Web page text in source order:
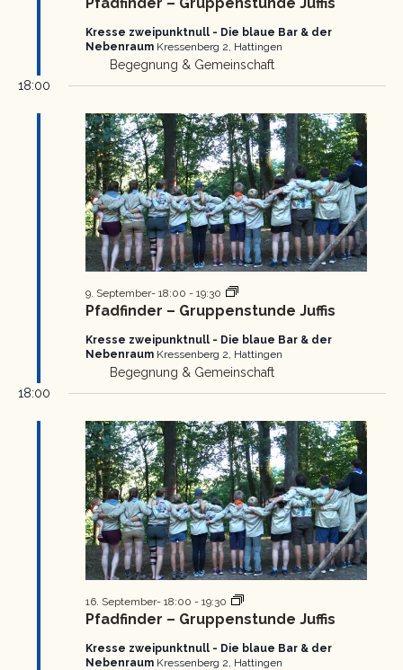
Kresse zweipunktnull - Die blaue Bar & der
Nebenraum Kressenberg 2, Hattingen
Begegnung & Gemeinschaft
18:00
Pfadfinder – Gruppenstunde Juffis
9. September- 18:00 - 19:30
Pfadfinder
Gruppenstunde
Kresse zweipunktnull - Die blaue Bar & der
Nebenraum Kressenberg 2, Hattingen
Begegnung & Gemeinschaft
18:00
Pfadfinder – Gruppenstunde Juffis
16. September- 18:00 - 19:30
Pfadfinder
Gruppenstunde
Kresse zweipunktnull - Die blaue Bar & der
Nebenraum Kressenberg 2, Hattingen